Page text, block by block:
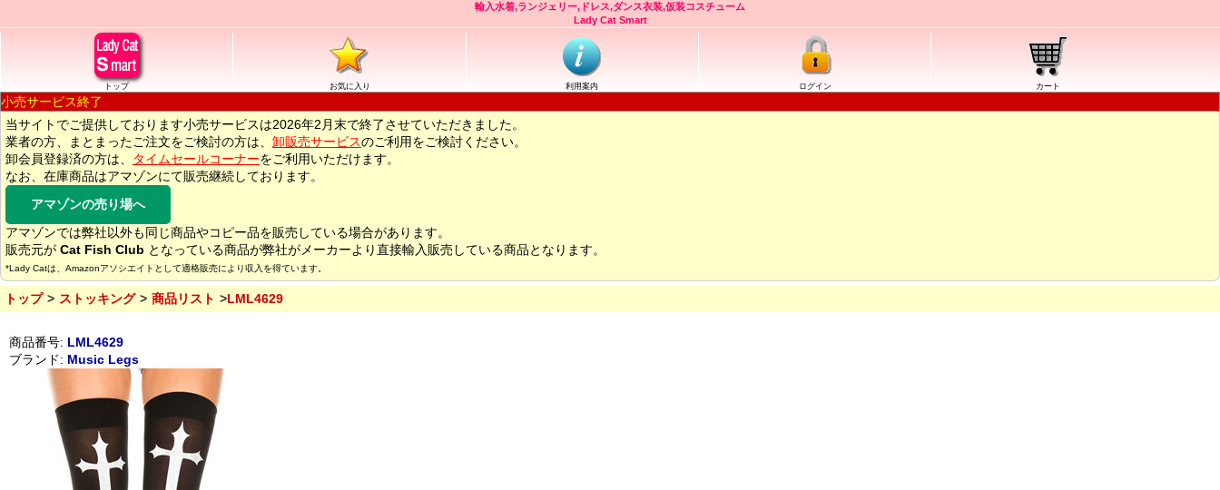
輸入水着,ランジェリー,ドレス,ダンス衣装,仮装コスチューム
Lady Cat Smart
トップ お気に入り 利用案内 ログイン カート
小売サービス終了
当サイトでご提供しております小売サービスは2026年2月末で終了させていただきました。
業者の方、まとまったご注文をご検討の方は、 卸販売サービスのご利用をご検討ください。
卸会員登録済の方は、
タイムセールコーナーをご利用いただけます。
なお、在庫商品はアマゾンにて販売継続しております。
アマゾンの売り場へ
アマゾンでは弊社以外も同じ商品やコピー品を販売している場合があります。
販売元が Cat Fish Club となっている商品が弊社がメーカーより直接輸入販売している商品となります。
*Lady Catは、Amazonアソシエイトとして適格販売により収入を得ています。
トップ ストッキング 商品リスト LML4629
商品番号: LML4629
ブランド: Music Legs